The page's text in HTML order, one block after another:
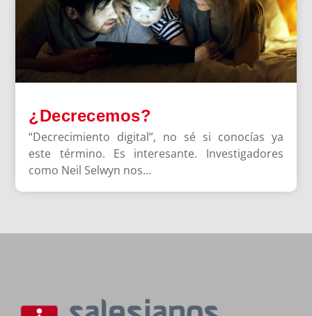
¿Decrecemos?
“Decrecimiento digital”, no sé si conocías ya
este término. Es interesante. Investigadores
como Neil Selwyn nos...